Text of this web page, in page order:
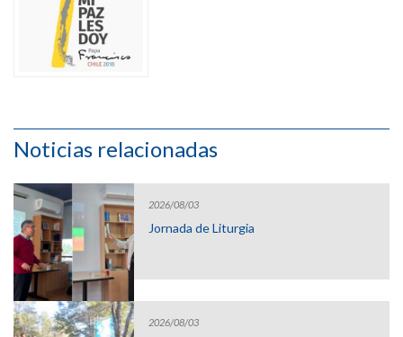
Noticias relacionadas
2026/08/03
Jornada de Liturgia
2026/08/03